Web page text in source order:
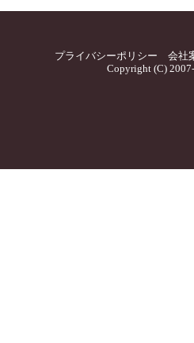
プライバシーポリシー
会社
Copyright (C)